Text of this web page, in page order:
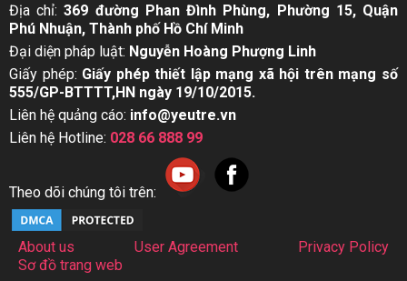
Địa chỉ:369 đường Phan Đình Phùng, Phường 15, Quận
Phú Nhuận, Thành phố Hồ Chí Minh
Đại diện pháp luật: Nguyễn Hoàng Phượng Linh
Giấy phép: Giấy phép thiết lập mạng xã hội trên mạng số
555/GP-BTTTT,HN ngày 19/10/2015.
Liên hệ quảng cáo: info@yeutre.vn
Liên hệ Hotline: 028 66 888 99
Theo dõi chúng tôi trên:
About us User Agreement
Privacy Policy
Sơ đồ trang web